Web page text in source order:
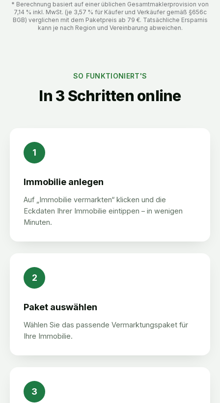
* Berechnung basiert auf einer üblichen Gesamtmaklerprovision von
7,14 % inkl. MwSt. (je 3,57 % für Käufer und Verkäufer gemäß §656c
BGB) verglichen mit dem Paketpreis ab 79 €. Tatsächliche Ersparnis
kann je nach Region und Vereinbarung abweichen.
SO FUNKTIONIERT'S
In 3 Schritten online
1
Immobilie anlegen
Auf „Immobilie vermarkten“ klicken und die
Eckdaten Ihrer Immobilie eintippen – in wenigen
Minuten.
2
Paket auswählen
Wählen Sie das passende Vermarktungspaket für
Ihre Immobilie.
3